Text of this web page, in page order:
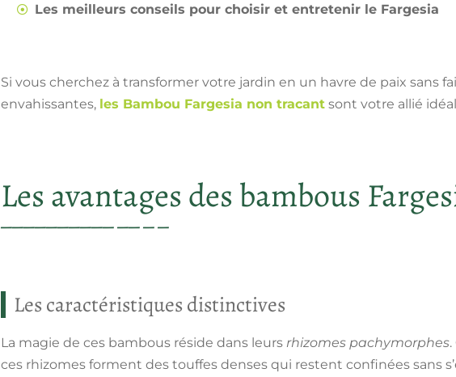
Les meilleurs conseils pour choisir et entretenir le Fargesia
Si vous cherchez à transformer votre jardin en un havre de paix sans
envahissantes, les Bambou Fargesia non tracant sont votre allié
Les avantages des bambous
Les caractéristiques distinctives
La magie de ces bambous réside dans leurs rhizomes pachymorphes
ces rhizomes forment des touffes denses qui restent confinées sans